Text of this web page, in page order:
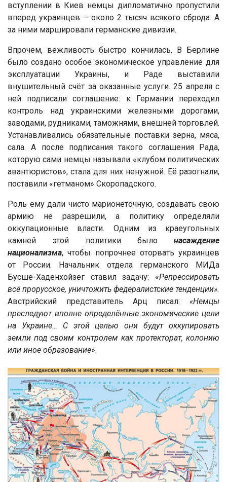
вступлении в Киев немцы дипломатично пропустили
вперед украинцев – около 2 тысяч всякого сброда. А
за ними маршировали германские дивизии.
Впрочем, вежливость быстро кончилась. В Берлине
было создано особое экономическое управление для
эксплуатации Украины, и Раде выставили
внушительный счёт за оказанные услуги. 25 апреля с
ней подписали соглашение: к Германии переходил
контроль над украинскими железными дорогами,
заводами, рудниками, таможнями, внешней торговлей.
Устанавливались обязательные поставки зерна, мяса,
сала. А после подписания такого соглашения Рада,
которую сами немцы называли «клубом политических
авантюристов», стала для них ненужной. Её разогнали,
поставили «гетманом» Скоропадского.
Роль ему дали чисто марионеточную, создавать свою
армию не разрешили, а политику определяли
оккупационные власти. Одним из краеугольных
камней этой политики было насаждение
национализма, чтобы попрочнее оторвать украинцев
от России. Начальник отдела германского МИДа
Бусше-Хаденхойзег ставил задачу: «Репрессировать
всё прорусское, уничтожить федералистские тенденции».
Австрийский представитель Арц писал: «Немцы
преследуют вполне определённые экономические цели
на Украине… С этой целью они будут оккупировать
земли под своим контролем как протекторат, колонию
или иное образование».